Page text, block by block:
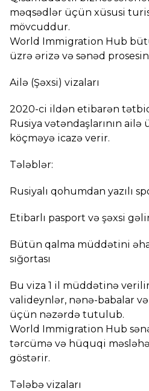
məqsədlər üçün xüsusi
mövcuddur.
World Immigration Hub
üzrə ərizə və sənəd
Ailə (Şəxsi) vizaları
2020-ci ildən etibarən
Rusiya vətəndaşlarının ailə
köçməyə icazə verir.
Tələblər:
Rusiyalı qohumdan yazılı
Etibarlı pasport və şəxsi
Bütün qalma müddətini
sığortası
Bu viza 1 il müddətinə
valideynlər, nənə-babalar
üçün nəzərdə tutulub.
World Immigration Hub
tərcümə və hüquqi
göstərir.
Tələbə vizaları